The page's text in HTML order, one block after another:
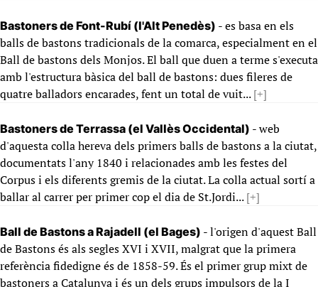
Bastoners de Font-Rubí (l'Alt Penedès) - es basa en els
balls de bastons tradicionals de la comarca, especialment en el
Ball de bastons dels Monjos. El ball que duen a terme s'executa
amb l'estructura bàsica del ball de bastons: dues fileres de
quatre balladors encarades, fent un total de vuit...[+]
Bastoners de Terrassa (el Vallès Occidental) - web
d'aquesta colla hereva dels primers balls de bastons a la ciutat,
documentats l'any 1840 i relacionades amb les festes del
Corpus i els diferents gremis de la ciutat. La colla actual sortí a
ballar al carrer per primer cop el dia de St.Jordi...[+]
Ball de Bastons a Rajadell (el Bages) - l'origen d'aquest Ball
de Bastons és als segles XVI i XVII, malgrat que la primera
referència fidedigne és de 1858-59. És el primer grup mixt de
bastoners a Catalunya i és un dels grups impulsors de la I